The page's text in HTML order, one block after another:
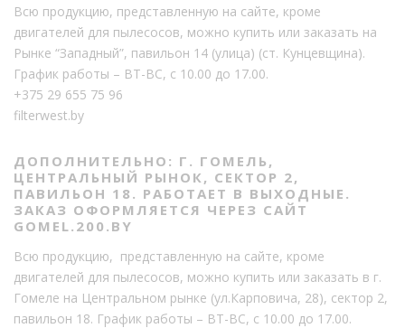
Всю продукцию, представленную на сайте, кроме
двигателей для пылесосов, можно купить или заказать на
Рынке “Западный”, павильон 14 (улица) (ст. Кунцевщина).
График работы – ВТ-ВС, с 10.00 до 17.00.
+375 29 655 75 96
filterwest.by
ДОПОЛНИТЕЛЬНО: Г. ГОМЕЛЬ,
ЦЕНТРАЛЬНЫЙ РЫНОК, СЕКТОР 2,
ПАВИЛЬОН 18. РАБОТАЕТ В ВЫХОДНЫЕ.
ЗАКАЗ ОФОРМЛЯЕТСЯ ЧЕРЕЗ САЙТ
GOMEL.200.BY
Всю продукцию, представленную на сайте, кроме
двигателей для пылесосов, можно купить или заказать в г.
Гомеле на Центральном рынке (ул.Карповича, 28), сектор 2,
павильон 18. График работы – ВТ-ВС, с 10.00 до 17.00.